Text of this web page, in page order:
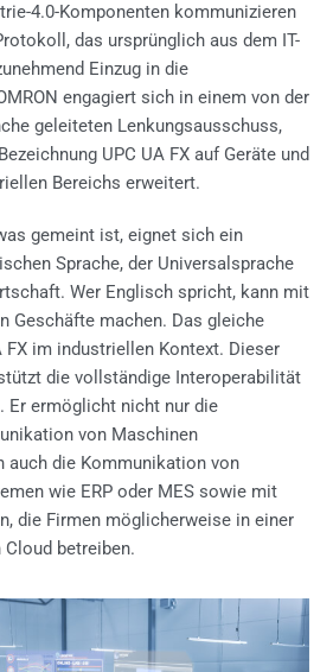
4.0-Komponenten kommunizieren
das ursprünglich aus dem IT-
Einzug in die
engagiert sich in einem von der
geleiteten Lenkungsausschuss,
UPC UA FX auf Geräte und
Bereichs erweitert.
gemeint ist, eignet sich ein
Sprache, der Universalsprache
Wer Englisch spricht, kann mit
Geschäfte machen. Das gleiche
FX im industriellen Kontext. Dieser
die vollständige Interoperabilität
Er ermöglicht nicht nur die
von Maschinen
auch die Kommunikation von
wie ERP oder MES sowie mit
die Firmen möglicherweise in einer
betreiben.